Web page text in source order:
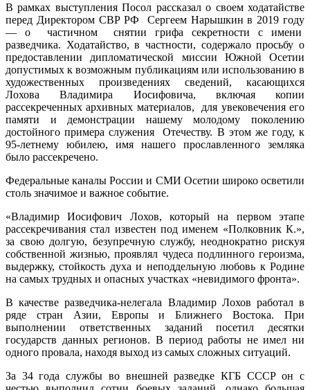
В рамках выступления Посол рассказал о своем ходатайстве
перед Директором СВР РФ
Сергеем Нарышкин в 2019 году
— о частичном снятии грифа секретности с имени
разведчика. Ходатайство, в частности, содержало просьбу о
предоставлении дипломатической миссии Южной Осетии
допустимых к возможным публикациям или использованию в
художественных произведениях сведений, касающихся
Лохова Владимира Иосифовича, включая копии
рассекреченных архивных материалов, для увековечения его
памяти и демонстрации нашему молодому поколению
достойного примера служения Отечеству. В этом же году, к
95-летнему юбилею, имя нашего прославленного земляка
было рассекречено.
Федеральные каналы России и СМИ Осетии широко осветили
столь значимое и важное событие.
«Владимир Иосифович Лохов, который на первом этапе
рассекречивания стал известен под именем «Полковник К.»,
за свою долгую, безупречную службу, неоднократно рискуя
собственной жизнью, проявлял чудеса подлинного героизма,
выдержку, стойкость духа и неподдельную любовь к Родине
на самых трудных и опасных участках «невидимого фронта».
В качестве разведчика-нелегала Владимир Лохов работал в
ряде стран Азии, Европы и Ближнего Востока. При
выполнении ответственных заданий посетил десятки
государств данных регионов. В период работы не имел ни
одного провала, находя выход из самых сложных ситуаций.
За 34 года службы во внешней разведке КГБ СССР он с